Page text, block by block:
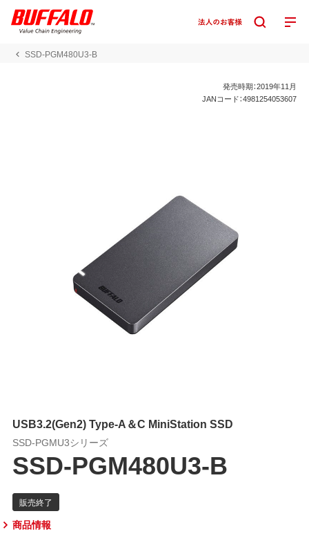
SSD-PGM480U3-B
発売時期：2019年11月
JANコード：4981254053607
USB3.2(Gen2) Type-A＆C MiniStation SSD
SSD-PGMU3シリーズ
SSD-PGM480U3-B
商品情報